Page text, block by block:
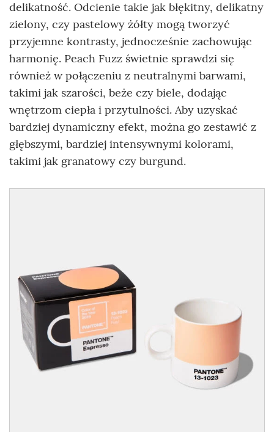
delikatność. Odcienie takie jak błękitny, delikatny
zielony, czy pastelowy żółty mogą tworzyć
przyjemne kontrasty, jednocześnie zachowując
harmonię. Peach Fuzz świetnie sprawdzi się
również w połączeniu z neutralnymi barwami,
takimi jak szarości, beże czy biele, dodając
wnętrzom ciepła i przytulności. Aby uzyskać
bardziej dynamiczny efekt, można go zestawić z
głębszymi, bardziej intensywnymi kolorami,
takimi jak granatowy czy burgund.